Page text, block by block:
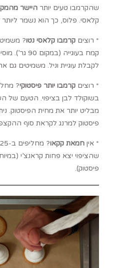
שהקרמבו טעים יותרהיישר
קלאסי. פלוס, כך הוא נשמר ליותר
* רוציםקרמבו קלאסי נטו
קמח בעוגייה
לקבלת עוגיית וניל. משמיטים גם
* רוציםקרמבו יותר פיסטוקי?
בשוקולד לבן בציפוי. הטעם של
פיסטוק למרנג לקראת סוף
* איןחמאת קקאו
שהציפוי יצא פחות קראנצ’י
פיסטוק).